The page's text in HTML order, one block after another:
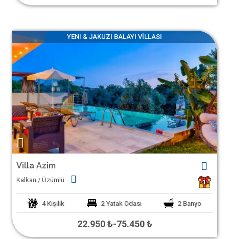
YENI & JAKUZI BALAYI VİLLASI
Villa Azim
Kalkan / Üzümlü 1
4 Kişilik 2 Yatak Odası 2 Banyo
22.950 ₺-75.450 ₺